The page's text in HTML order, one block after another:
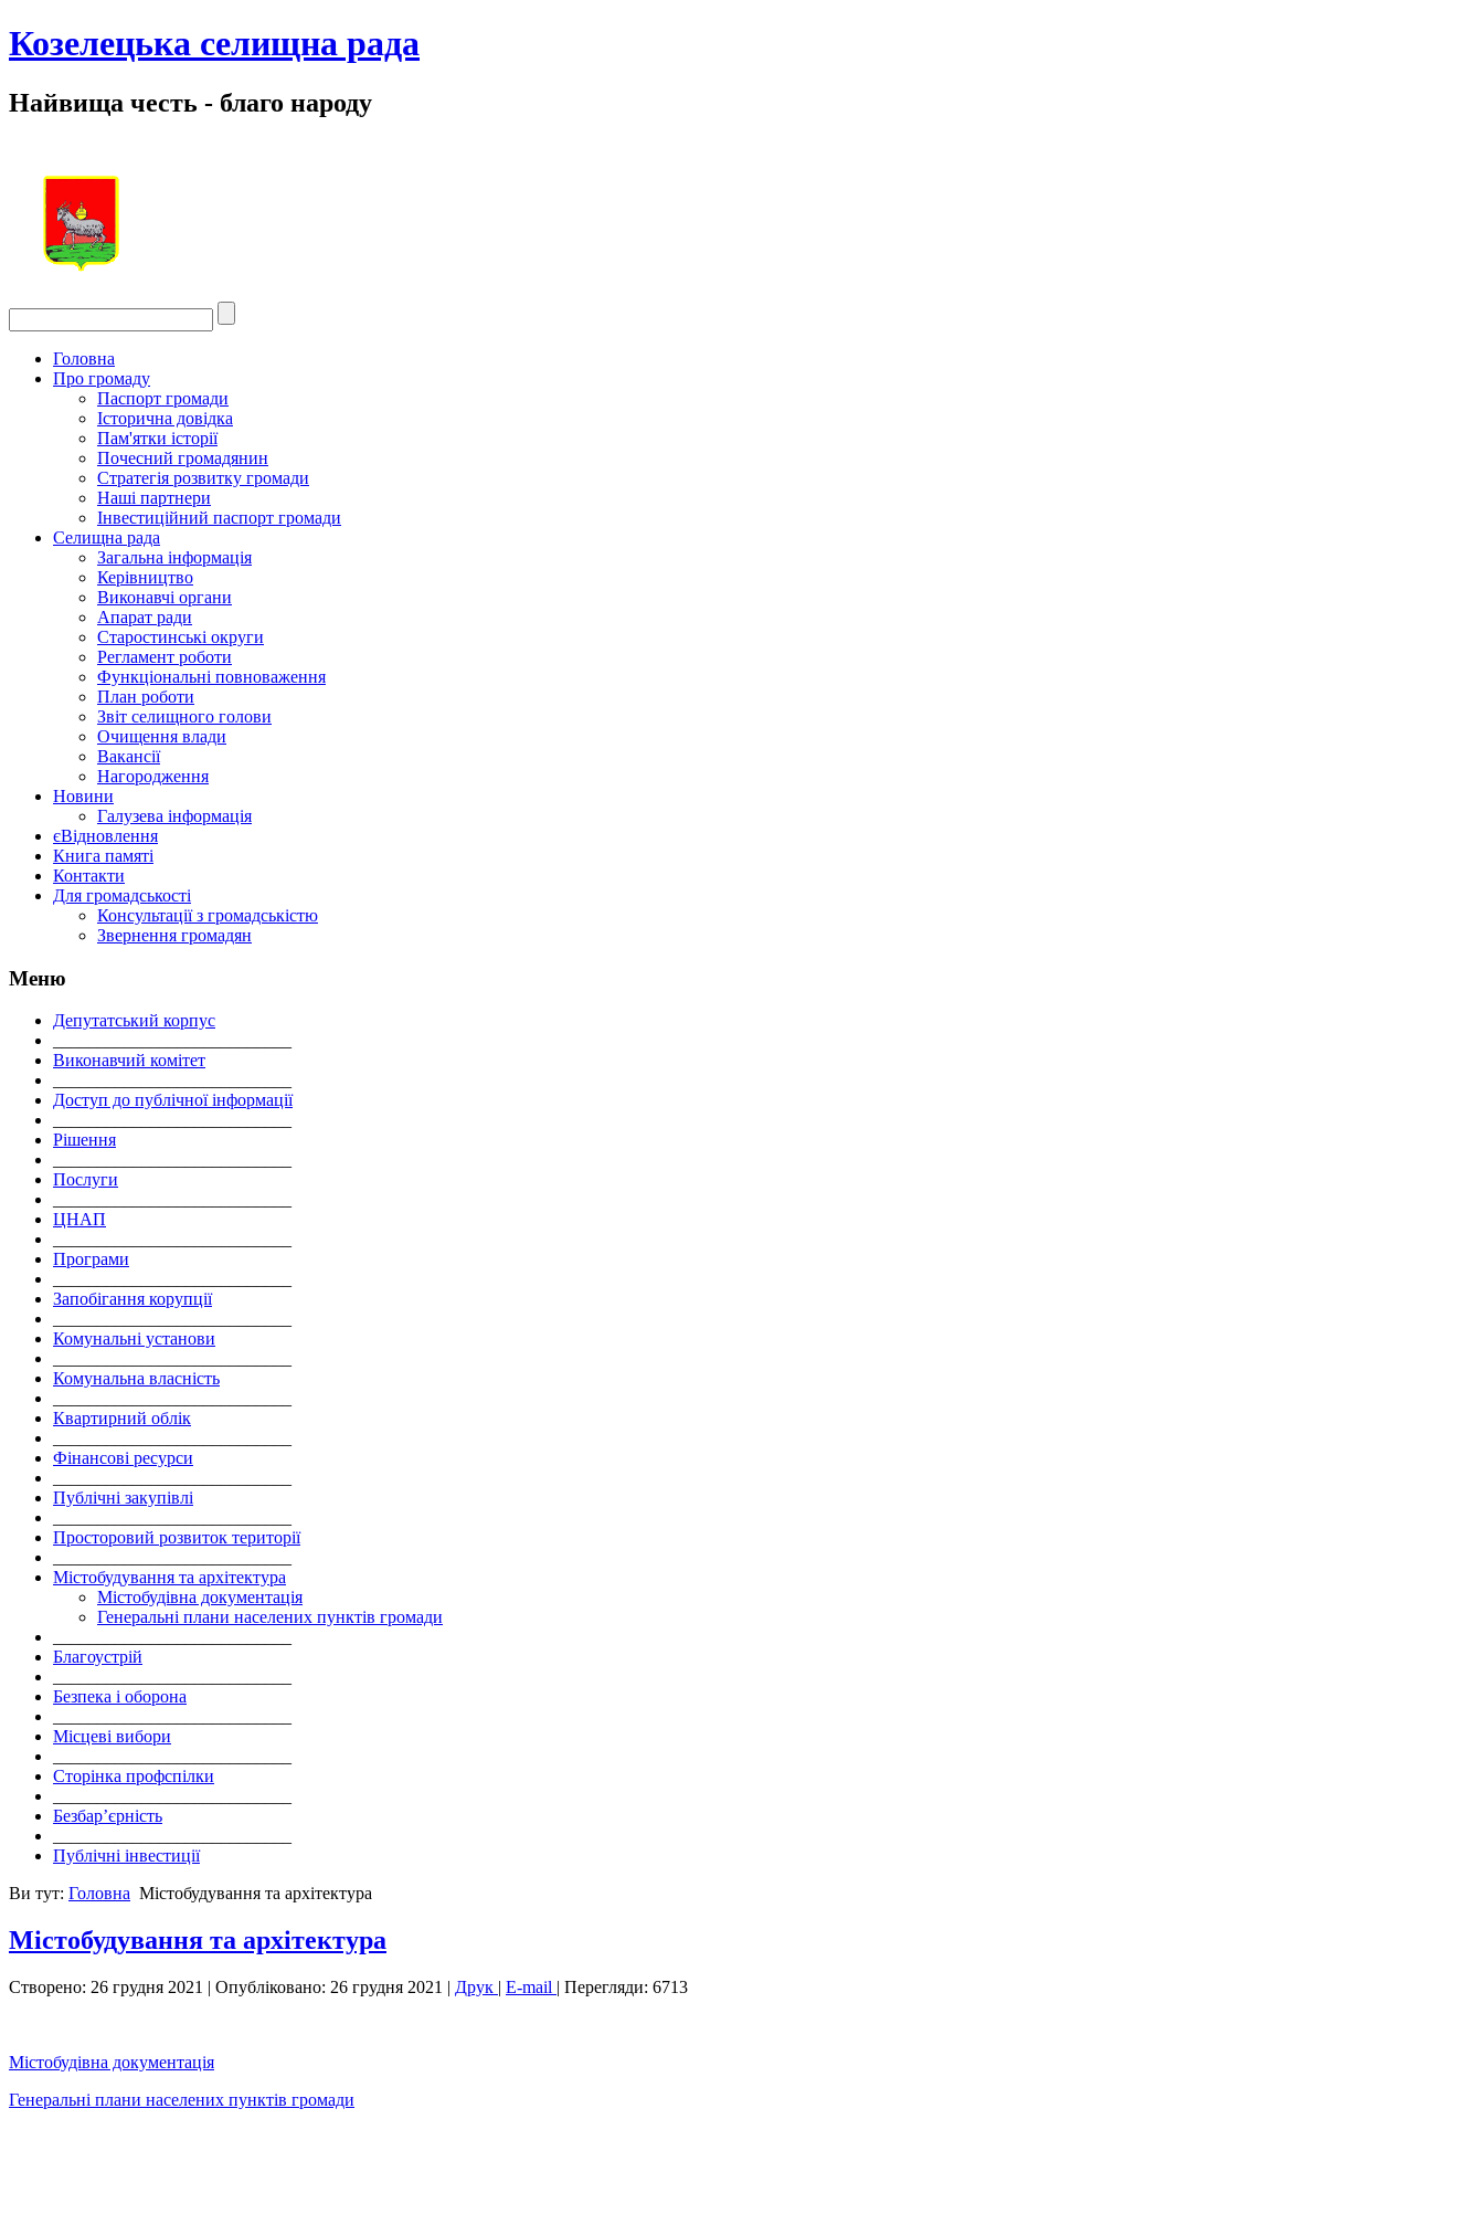
Козелецька селищна рада
Найвища честь - благо народу
Головна
Про громаду
Паспорт громади
Історична довідка
Пам'ятки історії
Почесний громадянин
Стратегія розвитку громади
Наші партнери
Інвестиційний паспорт громади
Селищна рада
Загальна інформація
Керівництво
Виконавчі органи
Апарат ради
Старостинські округи
Регламент роботи
Функціональні повноваження
План роботи
Звіт селищного голови
Очищення влади
Вакансії
Нагородження
Новини
Галузева інформація
єВідновлення
Книга памяті
Контакти
Для громадськості
Консультації з громадськістю
Звернення громадян
Меню
Депутатський корпус
Виконавчий комітет
Доступ до публічної інформації
Рішення
Послуги
ЦНАП
Програми
Запобігання корупції
Комунальні установи
Комунальна власність
Квартирний облік
Фінансові ресурси
Публічні закупівлі
Просторовий розвиток території
Містобудування та архітектура
Містобудівна документація
Генеральні плани населених пунктів громади
Благоустрій
Безпека і оборона
Місцеві вибори
Сторінка профспілки
Безбар’єрність
Публічні інвестиції
Ви тут: Головна Містобудування та архітектура
Містобудування та архітектура
Створено: 26 грудня 2021 | Опубліковано: 26 грудня 2021 | Друк | E-mail | Перегляди: 6713
Містобудівна документація
Генеральні плани населених пунктів громади